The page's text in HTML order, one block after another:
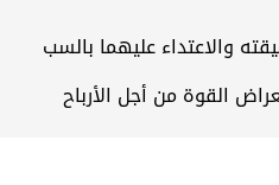
والاعتداء عليهما بالسب